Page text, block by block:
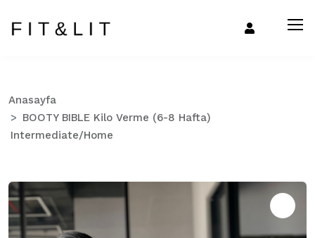
Anasayfa
BOOTY BIBLE Kilo Verme (6-8 Hafta)
Intermediate/Home